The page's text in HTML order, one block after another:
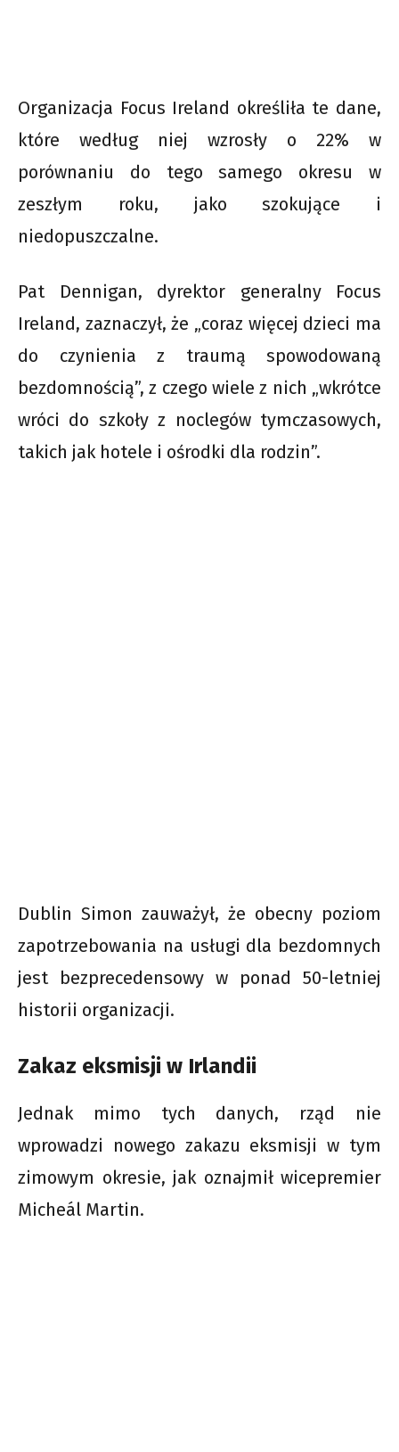
Organizacja Focus Ireland określiła te dane,
które według niej wzrosły o 22% w
porównaniu do tego samego okresu w
zeszłym roku, jako szokujące i
niedopuszczalne.
Pat Dennigan, dyrektor generalny Focus
Ireland, zaznaczył, że „coraz więcej dzieci ma
do czynienia z traumą spowodowaną
bezdomnością”, z czego wiele z nich „wkrótce
wróci do szkoły z noclegów tymczasowych,
takich jak hotele i ośrodki dla rodzin”.
Dublin Simon zauważył, że obecny poziom
zapotrzebowania na usługi dla bezdomnych
jest bezprecedensowy w ponad 50-letniej
historii organizacji.
Zakaz eksmisji w Irlandii
Jednak mimo tych danych, rząd nie
wprowadzi nowego zakazu eksmisji w tym
zimowym okresie, jak oznajmił wicepremier
Micheál Martin.